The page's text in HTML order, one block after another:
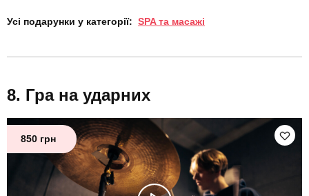
Усі подарунки у категорії: SPA та масажі
Гра на ударних
850 грн